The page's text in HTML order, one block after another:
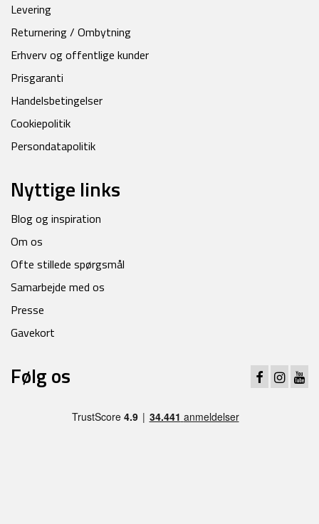
Levering
Returnering / Ombytning
Erhverv og offentlige kunder
Prisgaranti
Handelsbetingelser
Cookiepolitik
Persondatapolitik
Nyttige links
Blog og inspiration
Om os
Ofte stillede spørgsmål
Samarbejde med os
Presse
Gavekort
Følg os